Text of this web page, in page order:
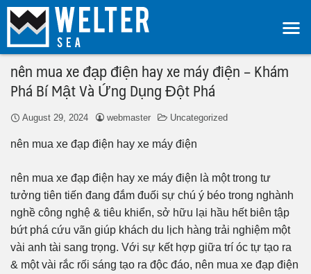
nên mua xe đạp điện hay xe máy điện – Khám
Phá Bí Mật Và Ứng Dụng Đột Phá
August 29, 2024 webmaster Uncategorized
nên mua xe đạp điện hay xe máy điện
nên mua xe đạp điện hay xe máy điện là một trong tư
tưởng tiên tiến đang đắm đuối sự chú ý béo trong nghành
nghề công nghệ & tiêu khiển, sở hữu lại hầu hết biên tập
bứt phá cứu vãn giúp khách du lịch hàng trải nghiệm một
vài anh tài sang trọng. Với sự kết hợp giữa trí óc tự tạo ra
& một vài rắc rối sáng tạo ra độc đáo, nên mua xe đạp điện